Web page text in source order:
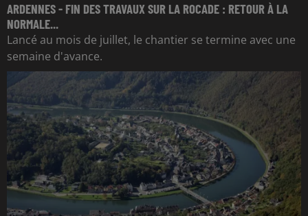
ARDENNES - FIN DES TRAVAUX SUR LA ROCADE : RETOUR À LA
NORMALE...
Lancé au mois de juillet, le chantier se termine avec une
semaine d'avance.